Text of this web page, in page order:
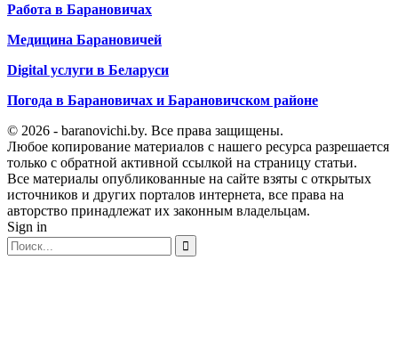
Работа в Барановичах
Медицина Барановичей
Digital услуги в Беларуси
Погода в Барановичах и Барановичском районе
© 2026 - baranovichi.by. Все права защищены.
Любое копирование материалов с нашего ресурса разрешается
только с обратной активной ссылкой на страницу статьи.
Все материалы опубликованные на сайте взяты с открытых
источников и других порталов интернета, все права на
авторство принадлежат их законным владельцам.
Sign in